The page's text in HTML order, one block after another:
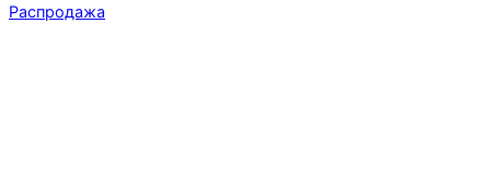
Распродажа